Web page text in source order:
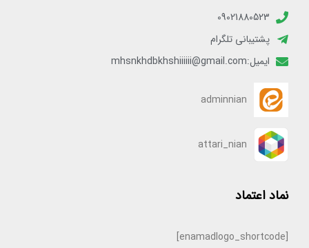
09021880523
پشتیبانی تلگرام
ایمیل:mhsnkhdbkhshiiiiii@gmail.com
adminnian
attari_nian
نماد اعتماد
[enamadlogo_shortcode]